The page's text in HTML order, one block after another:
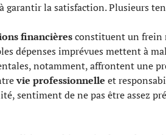
garantir la satisfaction. Plusieurs
financièresconstituent un frein
dépenses imprévues mettent à
notamment, affrontent une
vie professionnelle et
sentiment de ne pas être assez